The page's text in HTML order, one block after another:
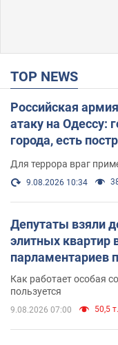
TOP NEWS
Российская
атаку на Одессу:
города, есть
Для террора враг
9.08.2026 10:34
Депутаты взяли
элитных квартир
парламентариев
поселился
Как работает особая
пользуется
9.08.2026 07:00 50,5 т.